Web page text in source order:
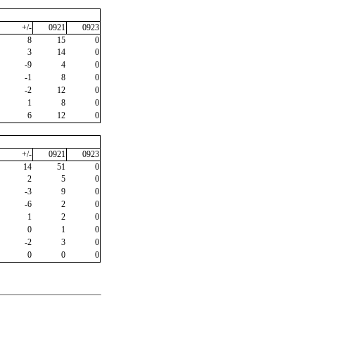
+/-
0921
0923
8 15
0
3 14
0
-9 4
0
-1 8
0
-2 12
0
1 8
0
6 12
0
+/-
0921
0923
14 51
0
2 5
0
-3 9
0
-6 2
0
1 2
0
0 1
0
-2 3
0
0 0 0